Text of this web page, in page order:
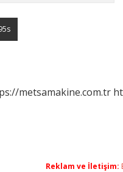
metsamakine.com.tr
Reklam ve İletişim: